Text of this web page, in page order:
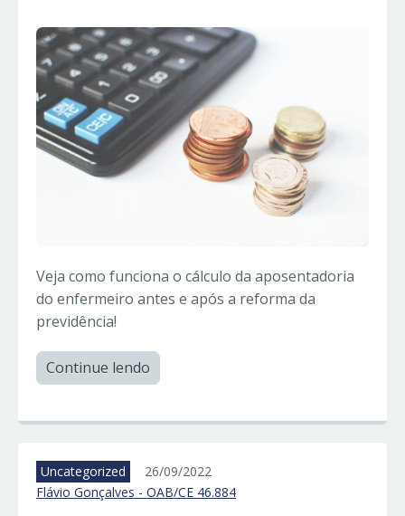
Veja como funciona o cálculo da aposentadoria
do enfermeiro antes e após a reforma da
previdência!
Continue lendo
Uncategorized
26/09/2022
Flávio Gonçalves - OAB/CE 46.884